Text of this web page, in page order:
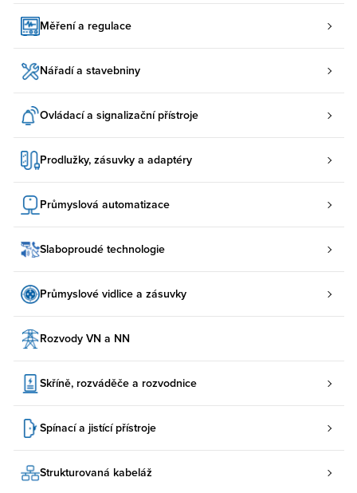
Měření a regulace
Nářadí a stavebniny
Ovládací a signalizační přístroje
Prodlužky, zásuvky a adaptéry
Průmyslová automatizace
Slaboproudé technologie
Průmyslové vidlice a zásuvky
Rozvody VN a NN
Skříně, rozváděče a rozvodnice
Spínací a jistící přístroje
Strukturovaná kabeláž